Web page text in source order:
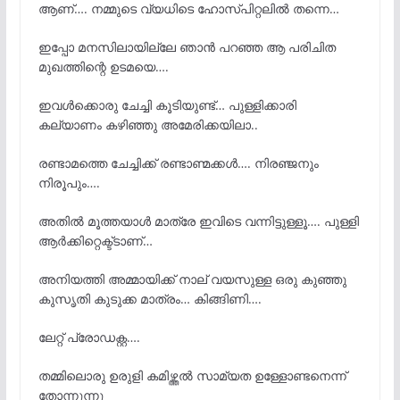
ആണ്…. നമ്മുടെ വ്യധിടെ ഹോസ്പിറ്റലിൽ തന്നെ…
ഇപ്പോ മനസിലായില്ലേ ഞാൻ പറഞ്ഞ ആ പരിചിത
മുഖത്തിന്റെ ഉടമയെ….
ഇവൾക്കൊരു ചേച്ചി കൂടിയുണ്ട്… പുള്ളിക്കാരി
കല്യാണം കഴിഞ്ഞു അമേരിക്കയിലാ..
രണ്ടാമത്തെ ചേച്ചിക്ക് രണ്ടാണ്മക്കൾ…. നിരഞ്ജനും
നിരൂപും….
അതിൽ മൂത്തയാൾ മാത്രേ ഇവിടെ വന്നിട്ടുള്ളൂ…. പുള്ളി
ആർക്കിറ്റെക്ട്ടാണ്…
അനിയത്തി അമ്മായിക്ക് നാല് വയസുള്ള ഒരു കുഞ്ഞു
കുസൃതി കുടുക്ക മാത്രം… കിങ്ങിണി….
ലേറ്റ് പ്രോഡക്റ്റ….
തമ്മിലൊരു ഉരുളി കമിഴ്ത്തൽ സാമ്യത ഉള്ളോണ്ടനെന്ന്
തോന്നുന്നു